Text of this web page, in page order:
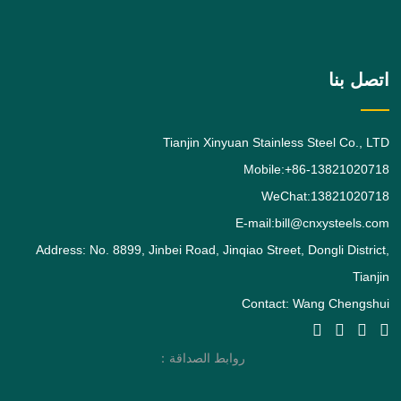
اتصل بنا
Tianjin Xinyuan Stainless Steel Co., LTD
Mobile:+86-13821020718
WeChat:13821020718
E-mail:bill@cnxysteels.com
Address: No. 8899, Jinbei Road, Jinqiao Street, Dongli District,
Tianjin
Contact: Wang Chengshui
روابط الصداقة：